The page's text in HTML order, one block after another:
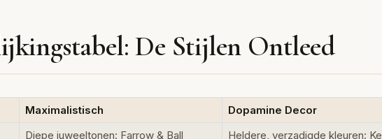
De Stijlen Ontleed
Maximalistisch Dopamine Decor
Diepe juweeltonen: Farrow & Ball
Heldere, verzadigde kleuren: